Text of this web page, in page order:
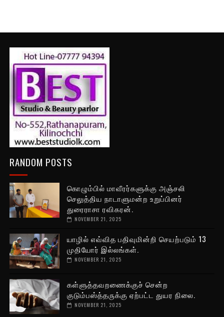
RANDOM POSTS
கொழும்பில் மாவீரர்களுக்கு அஞ்சலி
செலுத்திய நாடாளுமன்ற உறுப்பினர்
துரைராசா ரவிகரன்.
NOVEMBER 21, 2025
யாழில் எவ்வித பதிவுமின்றி செயற்படும் 13
முதியோர் இல்லங்கள்.
NOVEMBER 21, 2025
கள்ளுத்தவறணைக்குச் சென்ற
குடும்பஸ்த்தருக்கு ஏற்பட்ட துயர நிலை.
NOVEMBER 21, 2025